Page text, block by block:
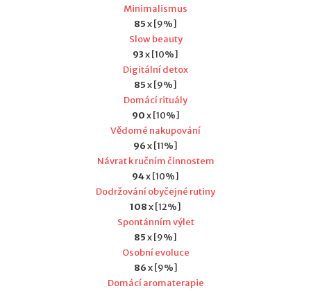
Minimalismus
85x [9%]
Slow beauty
93x [10%]
Digitální detox
85x [9%]
Domácí rituály
90x [10%]
Vědomé nakupování
96x [11%]
Návrat k ručním činnostem
94x [10%]
Dodržování obyčejné rutiny
108x [12%]
Spontánním výlet
85x [9%]
Osobní evoluce
86x [9%]
Domácí aromaterapie